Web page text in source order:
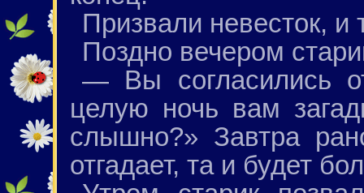
Призвали невесток, и
Поздно вечером
— Вы согласились
целую ночь вам
слышно?» Завтра
отгадает, та и будет